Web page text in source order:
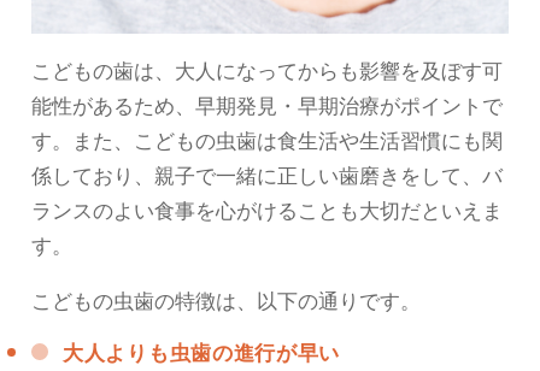
こどもの歯は、大人になってからも影響を及ぼす可
能性があるため、早期発見・早期治療がポイントで
す。また、こどもの虫歯は食生活や生活習慣にも関
係しており、親子で一緒に正しい歯磨きをして、バ
ランスのよい食事を心がけることも大切だといえま
す。
こどもの虫歯の特徴は、以下の通りです。
大人よりも虫歯の進行が早い